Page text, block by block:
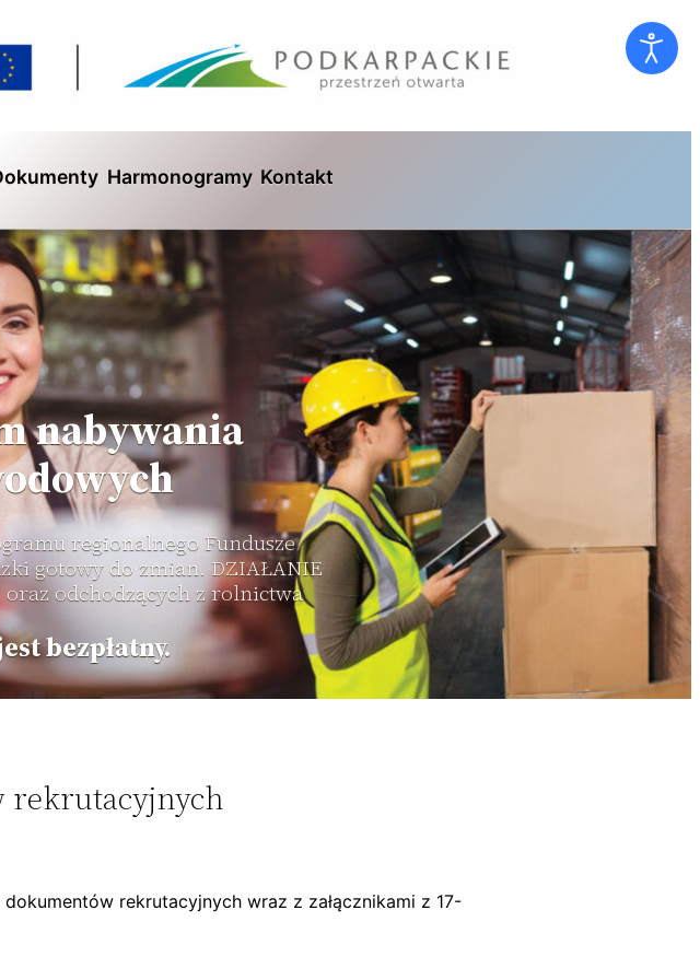
Harmonogramy Kontakt
nabywania
regionalnego Fundusze
gotowy do zmian. DZIAŁANIE
odchodzących z rolnictwa
bezpłatny.
rekrutacyjnych
rekrutacyjnych wraz z załącznikami z 17-